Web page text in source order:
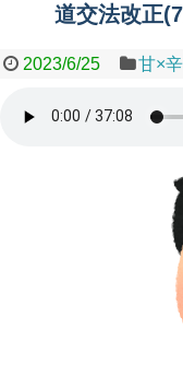
道交法改正
2023/6/25 甘×辛